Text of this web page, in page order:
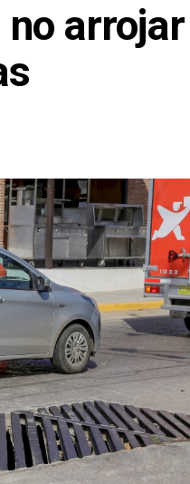
arrojar